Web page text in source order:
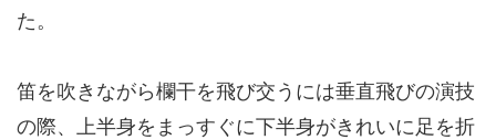
た。
笛を吹きながら欄干を飛び交うには垂直飛びの演技
の際、上半身をまっすぐに下半身がきれいに足を折